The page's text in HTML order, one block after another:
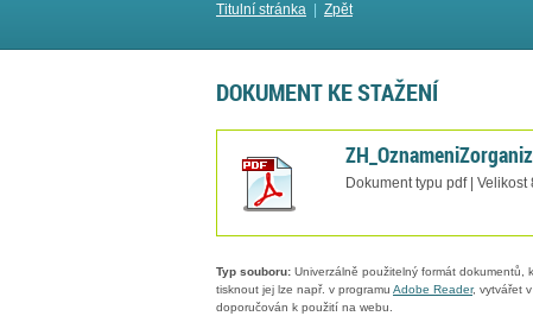
Titulní stránka Zpět
DOKUMENT KE STAŽENÍ
Dokument typu pdf | Velikost
Typ souboru: Univerzálně použitelný formát dokumentů,
tisknout jej lze např. v programu Adobe Reader, vytvářet
doporučován k použití na webu.